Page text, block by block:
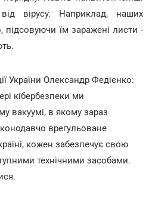
вірусу. Наприклад, наших
підсовуючи їм заражені листи -
України Олександр Федієнко:
кібербезпеки ми
вакуумі, в якому зараз
врегульоване
кожен забезпечує свою
технічними засобами.